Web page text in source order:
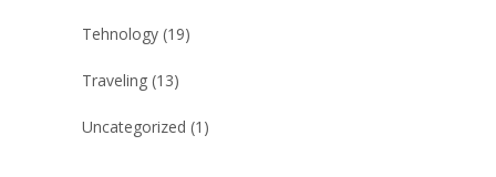
Tehnology (19)
Traveling (13)
Uncategorized (1)